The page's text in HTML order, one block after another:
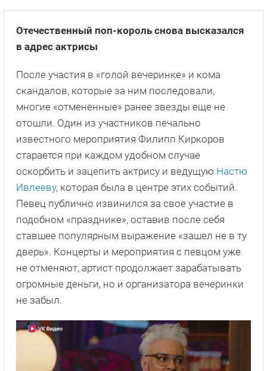
Отечественный поп-король снова высказался
в адрес актрисы
После участия в «голой вечеринке» и кома
скандалов, которые за ним последовали,
многие «отмененные» ранее звезды еще не
отошли. Один из участников печально
известного мероприятия Филипп Киркоров
старается при каждом удобном случае
оскорбить и зацепить актрису и ведущую Настю
Ивлееву, которая была в центре этих событий.
Певец публично извинился за свое участие в
подобном «празднике», оставив после себя
ставшее популярным выражение «зашел не в ту
дверь». Концерты и мероприятия с певцом уже
не отменяют, артист продолжает зарабатывать
огромные деньги, но и организатора вечеринки
не забыл.